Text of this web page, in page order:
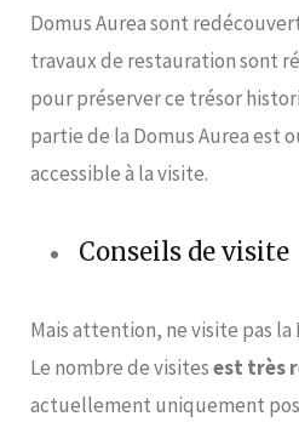
Domus Aurea sont
travaux de restauration sont
pour préserver ce trésor
partie de la Domus Aurea est
accessible à la visite.
Conseils de visite
Mais attention, ne visite pas la
Le nombre de visitesest très
actuellement uniquement